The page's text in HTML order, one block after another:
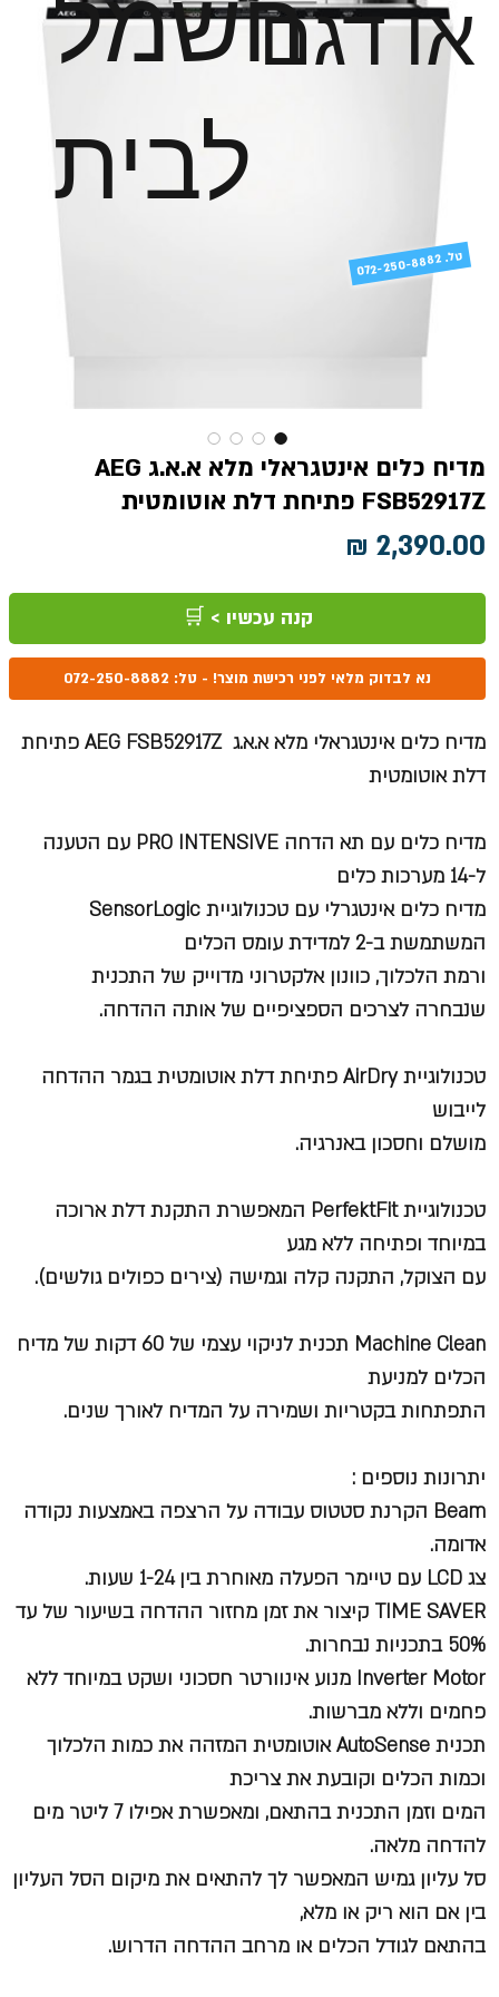
או דגם
לבית
מדיח כלים אינטגראלי מלא א.א.ג AEG
FSB52917Z פתיחת דלת אוטומטית
קנה עכשיו > 🛒
נא לבדוק מלאי לפני רכישת מוצר! - טל: 072-250-8882
מדיח כלים אינטגראלי מלא א.א.ג AEG FSB52917Z פתיחת
דלת אוטומטית
מדיח כלים עם תא הדחה PRO INTENSIVE עם הטענה
ל-14 מערכות כלים
מדיח כלים אינטגרלי עם טכנולוגיית SensorLogic
המשתמשת ב-2 למדידת עומס הכלים
ורמת הלכלוך, כוונון אלקטרוני מדוייק של התכנית
שנבחרה לצרכים הספציפיים של אותה ההדחה.
טכנולוגיית AirDry
פתיחת דלת אוטומטית בגמר ההדחה
לייבוש
מושלם וחסכון באנרגיה.
טכנולוגיית PerfektFit
המאפשרת התקנת דלת ארוכה
במיוחד ופתיחה ללא מגע
עם הצוקל, התקנה קלה וגמישה (צירים כפולים גולשים).
Machine Clean תכנית לניקוי עצמי של 60 דקות של מדיח
הכלים למניעת
התפתחות בקטריות ושמירה על המדיח לאורך שנים.
יתרונות נוספים :
Beam הקרנת סטטוס עבודה על הרצפה באמצעות נקודה
אדומה.
צג LCD עם טיימר הפעלה מאוחרת בין 1-24 שעות.
TIME SAVER קיצור את זמן מחזור ההדחה בשיעור של עד
50% בתכניות נבחרות.
Inverter Motor מנוע אינוורטר חסכוני ושקט במיוחד ללא
פחמים וללא מברשות.
תכנית AutoSense אוטומטית המזהה את כמות הלכלוך
וכמות הכלים וקובעת את צריכת
המים וזמן התכנית בהתאם, ומאפשרת אפילו 7 ליטר מים
להדחה מלאה.
סל עליון גמיש המאפשר לך להתאים את מיקום הסל העליון
בין אם הוא ריק או מלא,
בהתאם לגודל הכלים או מרחב ההדחה הדרוש.
072-250-8882 .טל